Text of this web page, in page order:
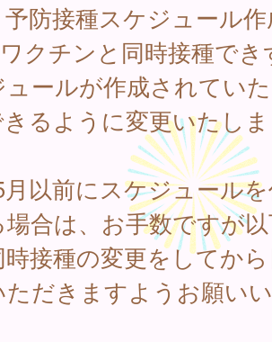
防接種スケジュール
クチンと同時接種でき
ールが作成されてい
るように変更いたしま
以前にスケジュール
合は、お手数ですが
接種の変更をしてか
だきますようお願いい